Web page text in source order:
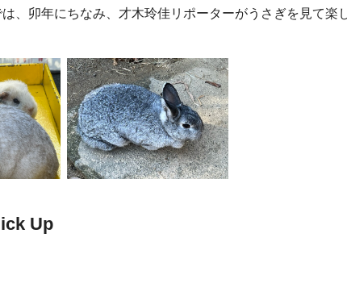
、卯年にちなみ、才木玲佳リポーターがうさぎを見て
Up